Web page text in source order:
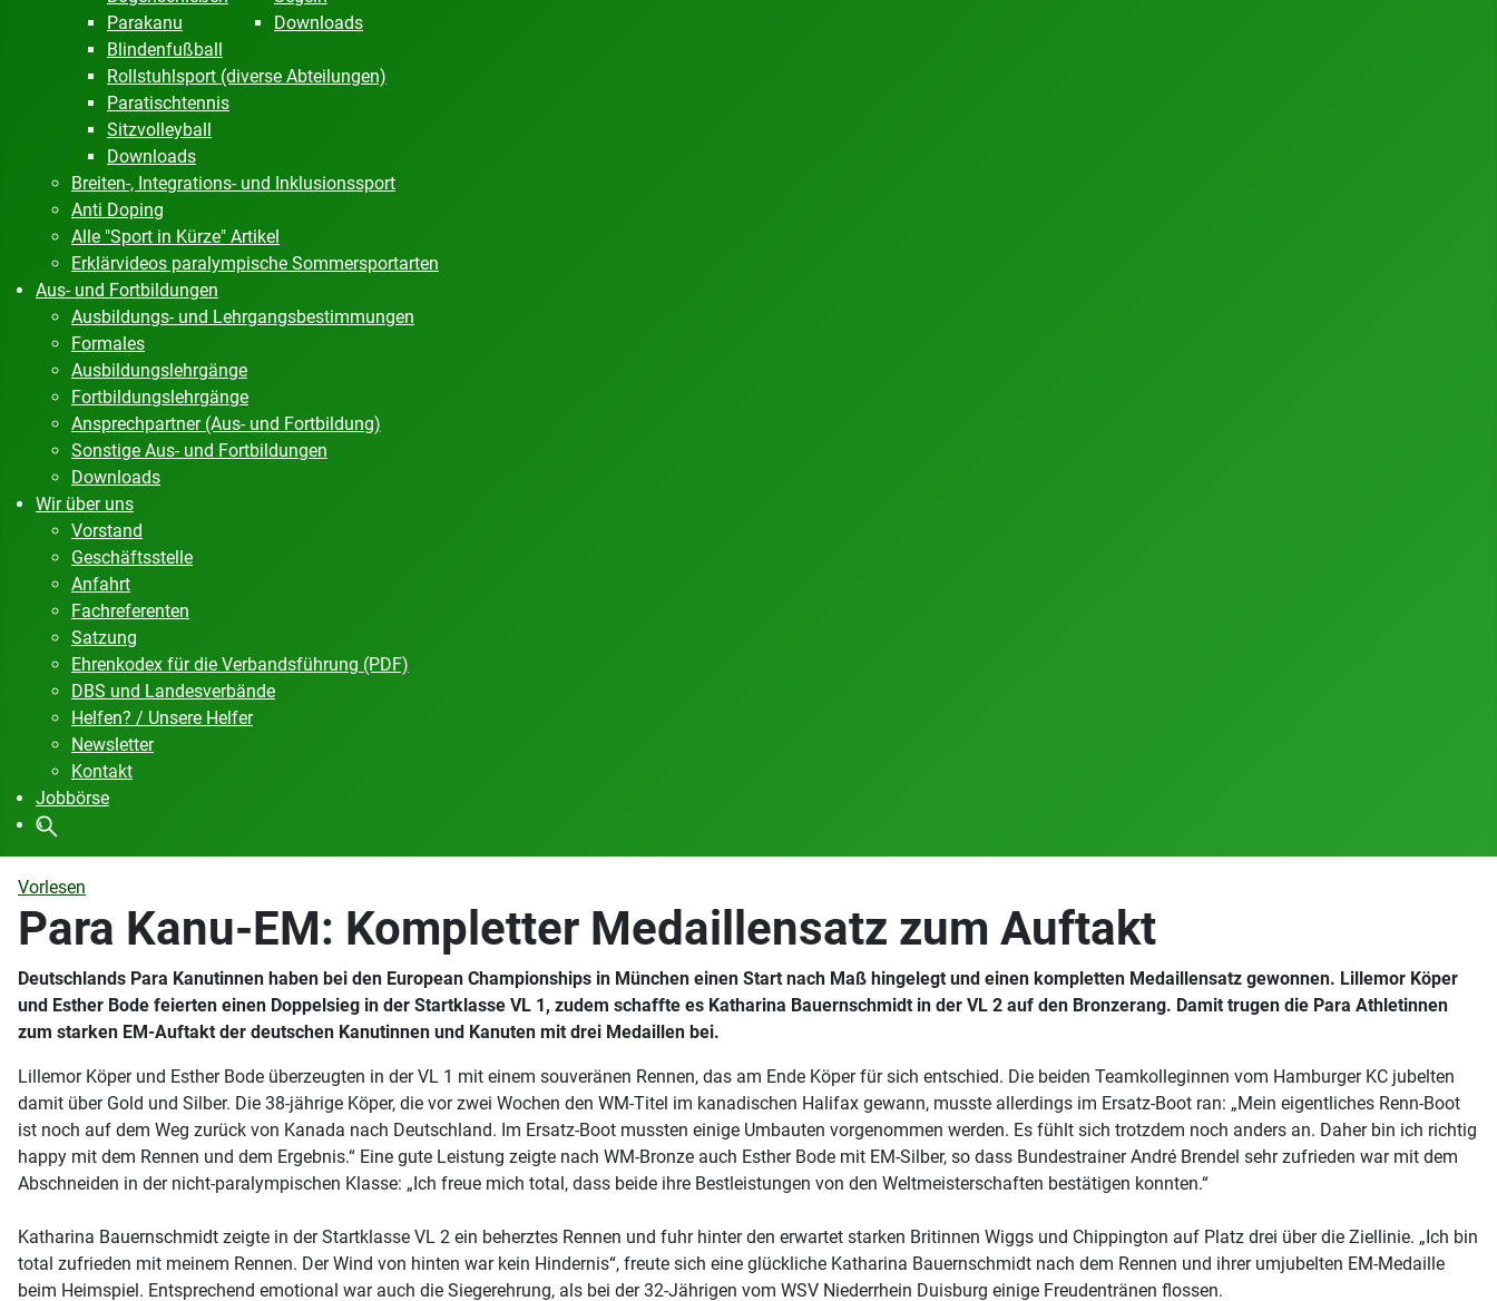
Parakanu
Downloads
Blindenfußball
Rollstuhlsport (diverse Abteilungen)
Paratischtennis
Sitzvolleyball
Downloads
Breiten-, Integrations- und Inklusionssport
Anti Doping
Alle "Sport in Kürze" Artikel
Erklärvideos paralympische Sommersportarten
Aus- und Fortbildungen
Ausbildungs- und Lehrgangsbestimmungen
Formales
Ausbildungslehrgänge
Fortbildungslehrgänge
Ansprechpartner (Aus- und Fortbildung)
Sonstige Aus- und Fortbildungen
Downloads
Wir über uns
Vorstand
Geschäftsstelle
Anfahrt
Fachreferenten
Satzung
Ehrenkodex für die Verbandsführung (PDF)
DBS und Landesverbände
Helfen? / Unsere Helfer
Newsletter
Kontakt
Jobbörse
Vorlesen
Para Kanu-EM: Kompletter Medaillensatz zum Auftakt
Deutschlands Para Kanutinnen haben bei den European Championships in München einen Start nach Maß hingelegt und einen kompletten Medaillensatz gewonnen. Lillemor Köper
und Esther Bode feierten einen Doppelsieg in der Startklasse VL 1, zudem schaffte es Katharina Bauernschmidt in der VL 2 auf den Bronzerang. Damit trugen die Para Athletinnen
zum starken EM-Auftakt der deutschen Kanutinnen und Kanuten mit drei Medaillen bei.
Lillemor Köper und Esther Bode überzeugten in der VL 1 mit einem souveränen Rennen, das am Ende Köper für sich entschied. Die beiden Teamkolleginnen vom Hamburger KC jubelten
damit über Gold und Silber. Die 38-jährige Köper, die vor zwei Wochen den WM-Titel im kanadischen Halifax gewann, musste allerdings im Ersatz-Boot ran: „Mein eigentliches Renn-Boot
ist noch auf dem Weg zurück von Kanada nach Deutschland. Im Ersatz-Boot mussten einige Umbauten vorgenommen werden. Es fühlt sich trotzdem noch anders an. Daher bin ich richtig
happy mit dem Rennen und dem Ergebnis.“ Eine gute Leistung zeigte nach WM-Bronze auch Esther Bode mit EM-Silber, so dass Bundestrainer André Brendel sehr zufrieden war mit dem
Abschneiden in der nicht-paralympischen Klasse: „Ich freue mich total, dass beide ihre Bestleistungen von den Weltmeisterschaften bestätigen konnten.“
Katharina Bauernschmidt zeigte in der Startklasse VL 2 ein beherztes Rennen und fuhr hinter den erwartet starken Britinnen Wiggs und Chippington auf Platz drei über die Ziellinie. „Ich bin
total zufrieden mit meinem Rennen. Der Wind von hinten war kein Hindernis“, freute sich eine glückliche Katharina Bauernschmidt nach dem Rennen und ihrer umjubelten EM-Medaille
beim Heimspiel. Entsprechend emotional war auch die Siegerehrung, als bei der 32-Jährigen vom WSV Niederrhein Duisburg einige Freudentränen flossen.